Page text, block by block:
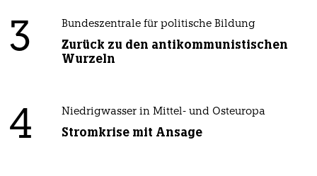
3 Bundeszentrale für politische Bildung
Zurück zu den antikommunistischen
Wurzeln
4 Niedrigwasser in Mittel- und Osteuropa
Stromkrise mit Ansage